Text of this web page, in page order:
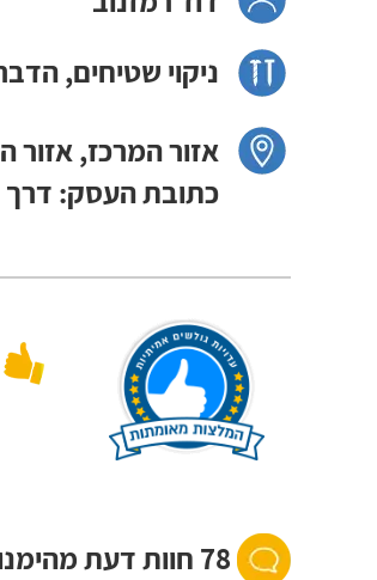
ניקוי שטיחים,
אזור המרכז, אזור
כתובת העסק: דרך בן גוריון
98%
78 חוות דעת מהימנות